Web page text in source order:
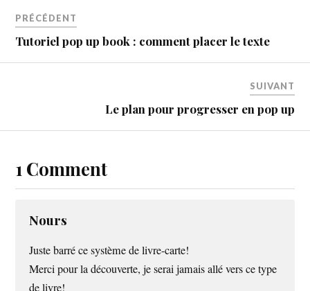
PRÉCÉDENT
Tutoriel pop up book : comment placer le texte
SUIVANT
Le plan pour progresser en pop up
1 Comment
Nours
Juste barré ce système de livre-carte!
Merci pour la découverte, je serai jamais allé vers ce type
de livre!